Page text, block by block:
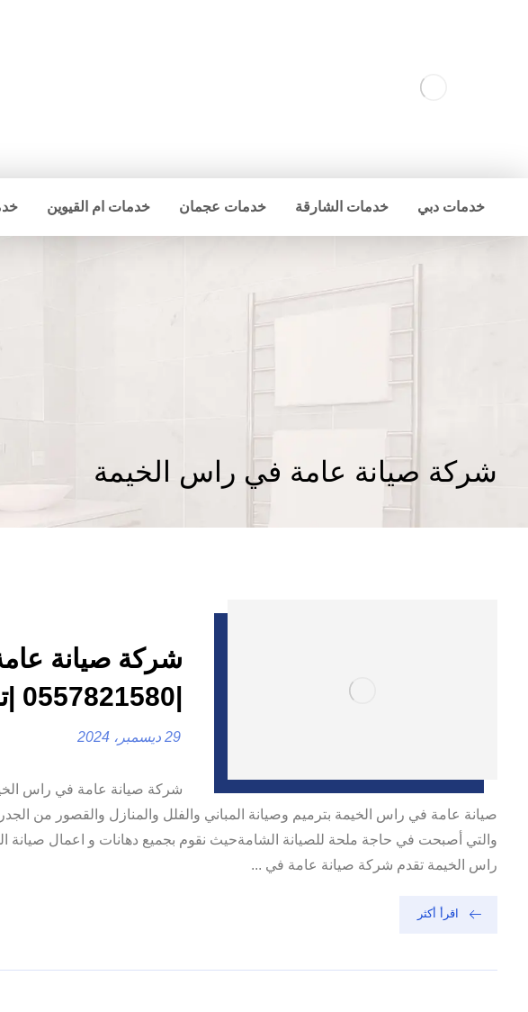
خدمات دبي خدمات الشارقة خدمات عجمان خدمات ام القيوين
شركة صيانة عامة في راس الخيمة
شركة صيانة
|0557821580 |ترميم المنازل والفلل
29 ديسمبر، 2024
صيانة عامة في راس الخيمة بترميم وصيانة المباني والفلل والمنازل والقصور من
والتي أصبحت في حاجة ملحة للصيانة الشامةحيث نقوم بجميع دهانات و اعمال صيانة
راس الخيمة تقدم شركة صيانة عامة في ...
اقرأ أكثر